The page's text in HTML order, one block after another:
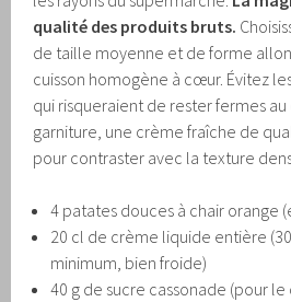
qualité des produits bruts.
de taille moyenne et de forme
cuisson homogène à cœur. Évitez
qui risqueraient de rester fermes
garniture, une crème fraîche de
pour contraster avec la texture
4 patates douces à chair orange
20 cl de crème liquide entière
minimum, bien froide)
40 g de sucre cassonade (pour